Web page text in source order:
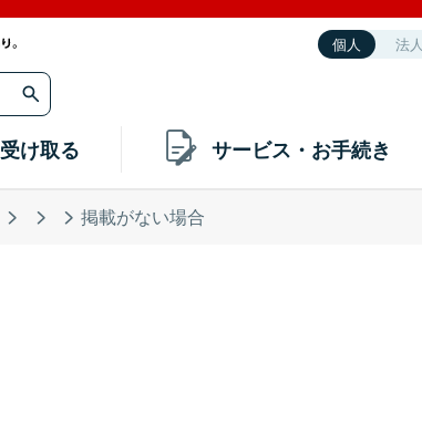
個人 法人
受け取る サービス・お手続き
掲載がない場合